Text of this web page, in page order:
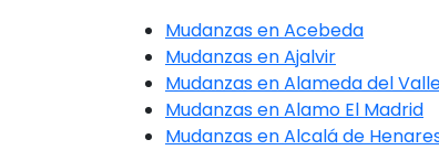
Mudanzas en Acebeda
Mudanzas en Ajalvir
Mudanzas en Alameda del
Mudanzas en Alamo El Madrid
Mudanzas en Alcalá de